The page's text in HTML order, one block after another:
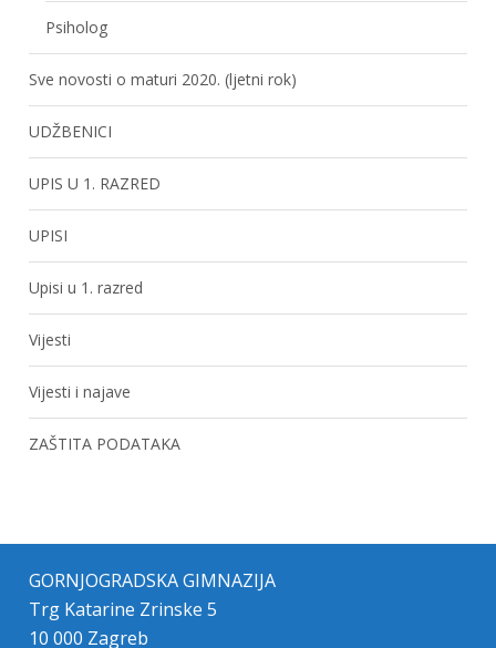
Psiholog
Sve novosti o maturi 2020. (ljetni rok)
UDŽBENICI
UPIS U 1. RAZRED
UPISI
Upisi u 1. razred
Vijesti
Vijesti i najave
ZAŠTITA PODATAKA
GORNJOGRADSKA GIMNAZIJA
Trg Katarine Zrinske 5
10 000 Zagreb